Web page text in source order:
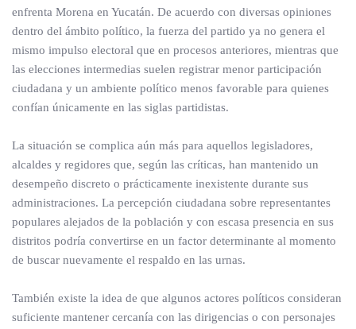
enfrenta Morena en Yucatán. De acuerdo con diversas opiniones
dentro del ámbito político, la fuerza del partido ya no genera el
mismo impulso electoral que en procesos anteriores, mientras que
las elecciones intermedias suelen registrar menor participación
ciudadana y un ambiente político menos favorable para quienes
confían únicamente en las siglas partidistas.
La situación se complica aún más para aquellos legisladores,
alcaldes y regidores que, según las críticas, han mantenido un
desempeño discreto o prácticamente inexistente durante sus
administraciones. La percepción ciudadana sobre representantes
populares alejados de la población y con escasa presencia en sus
distritos podría convertirse en un factor determinante al momento
de buscar nuevamente el respaldo en las urnas.
También existe la idea de que algunos actores políticos consideran
suficiente mantener cercanía con las dirigencias o con personajes